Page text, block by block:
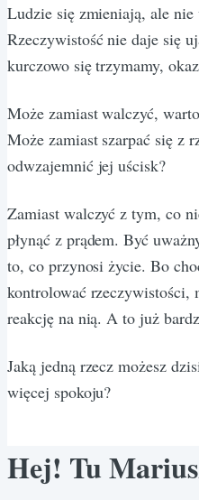
Ludzie się zmieniają, ale nie
Rzeczywistość nie daje się
kurczowo się trzymamy,
Może zamiast walczyć,
Może zamiast szarpać się z
odwzajemnić jej uścisk?
Zamiast walczyć z tym, co
płynąć z prądem. Być
to, co przynosi życie. Bo
kontrolować rzeczywistości,
reakcję na nią. A to już
Jaką jedną rzecz możesz
więcej spokoju?
Hej! Tu